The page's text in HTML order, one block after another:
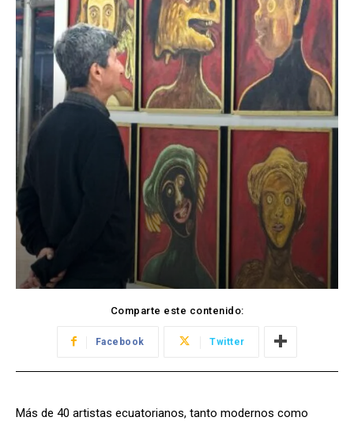
Comparte este contenido:
Facebook Twitter
Más de 40 artistas ecuatorianos, tanto modernos como